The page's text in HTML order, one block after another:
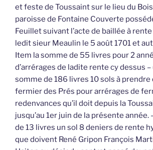
et feste de Toussaint sur le lieu du
paroisse de Fontaine Couverte
Feuillet suivant l’acte de baillée à
ledit sieur Meaulin le 5 août 1701 et
Item la somme de 55 livres pour 2
d’arrérages de ladite rente cy dessus –
somme de 186 livres 10 sols à
fermier des Prés pour arrérages de
redenvances qu’il doit depuis la
jusqu’au 1er juin de la présente année.
de 13 livres un sol 8 deniers de rente
que doivent René Gripon François